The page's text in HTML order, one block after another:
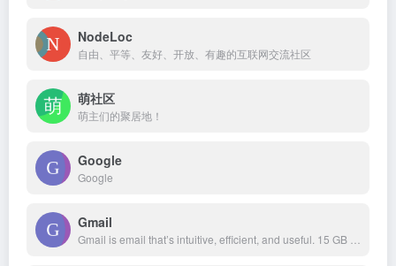
NodeLoc
自由、平等、友好、开放、有趣的互联网交流社区
萌社区
萌主们的聚居地！
Google
Google
Gmail